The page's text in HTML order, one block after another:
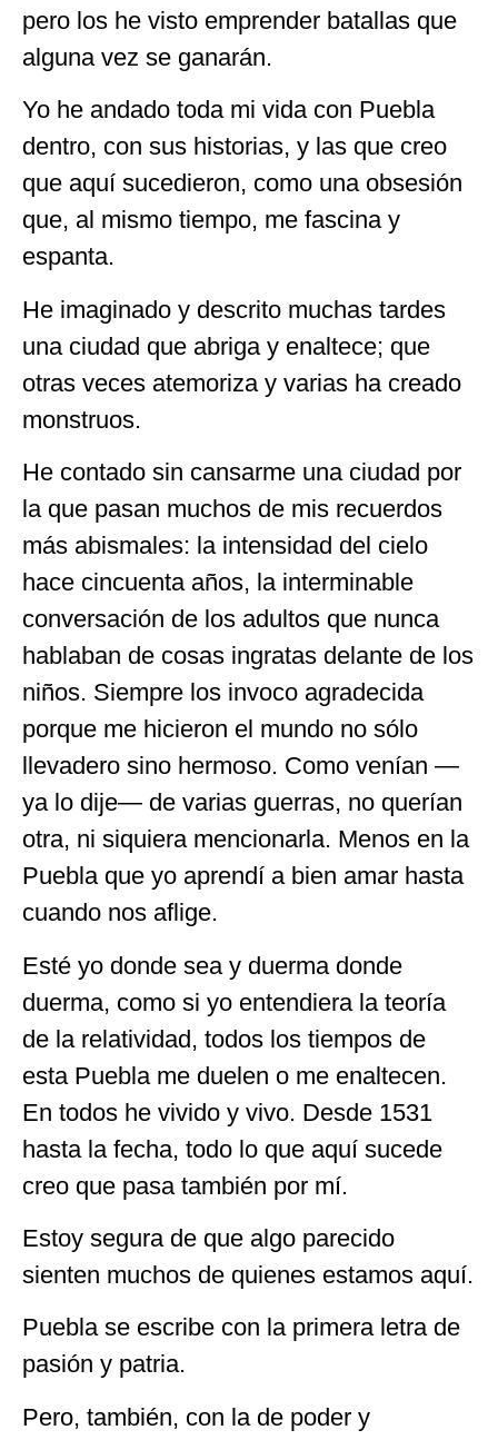
pero los he visto emprender batallas que
alguna vez se ganarán.
Yo he andado toda mi vida con Puebla
dentro, con sus historias, y las que creo
que aquí sucedieron, como una obsesión
que, al mismo tiempo, me fascina y
espanta.
He imaginado y descrito muchas tardes
una ciudad que abriga y enaltece; que
otras veces atemoriza y varias ha creado
monstruos.
He contado sin cansarme una ciudad por
la que pasan muchos de mis recuerdos
más abismales: la intensidad del cielo
hace cincuenta años, la interminable
conversación de los adultos que nunca
hablaban de cosas ingratas delante de los
niños. Siempre los invoco agradecida
porque me hicieron el mundo no sólo
llevadero sino hermoso. Como venían —
ya lo dije— de varias guerras, no querían
otra, ni siquiera mencionarla. Menos en la
Puebla que yo aprendí a bien amar hasta
cuando nos aflige.
Esté yo donde sea y duerma donde
duerma, como si yo entendiera la teoría
de la relatividad, todos los tiempos de
esta Puebla me duelen o me enaltecen.
En todos he vivido y vivo. Desde 1531
hasta la fecha, todo lo que aquí sucede
creo que pasa también por mí.
Estoy segura de que algo parecido
sienten muchos de quienes estamos aquí.
Puebla se escribe con la primera letra de
pasión y patria.
Pero, también, con la de poder y